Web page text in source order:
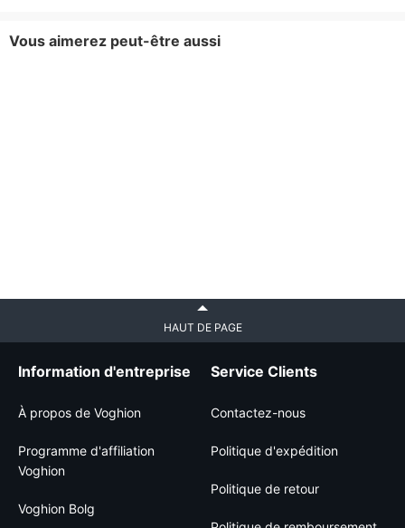
Vous aimerez peut-être aussi
HAUT DE PAGE
Information d'entreprise
À propos de Voghion
Programme d'affiliation
Voghion
Voghion Bolg
Service Clients
Contactez-nous
Politique d'expédition
Politique de retour